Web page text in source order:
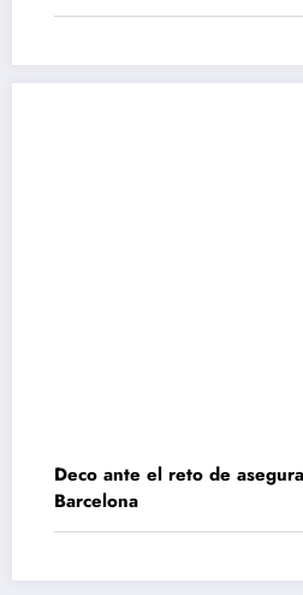
Deco ante el reto de
Barcelona